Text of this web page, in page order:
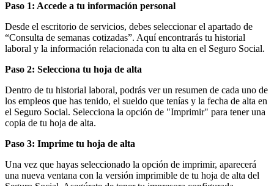
Paso 1: Accede a tu información personal
Desde el escritorio de servicios, debes seleccionar el apartado de
“Consulta de semanas cotizadas”. Aquí encontrarás tu historial
laboral y la información relacionada con tu alta en el Seguro Social.
Paso 2: Selecciona tu hoja de alta
Dentro de tu historial laboral, podrás ver un resumen de cada uno de
los empleos que has tenido, el sueldo que tenías y la fecha de alta en
el Seguro Social. Selecciona la opción de "Imprimir" para tener una
copia de tu hoja de alta.
Paso 3: Imprime tu hoja de alta
Una vez que hayas seleccionado la opción de imprimir, aparecerá
una nueva ventana con la versión imprimible de tu hoja de alta del